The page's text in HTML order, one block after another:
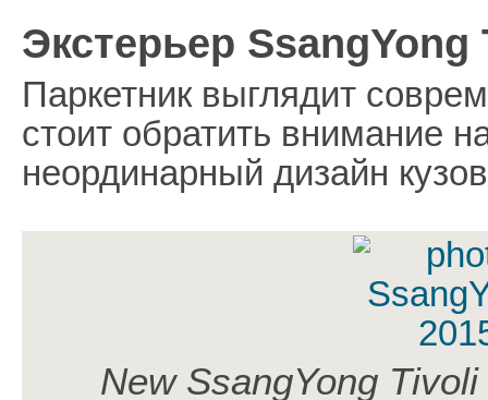
Экстерьер SsangYong
Паркетник выглядит
стоит обратить внимание
неординарный дизайн
New SsangYong